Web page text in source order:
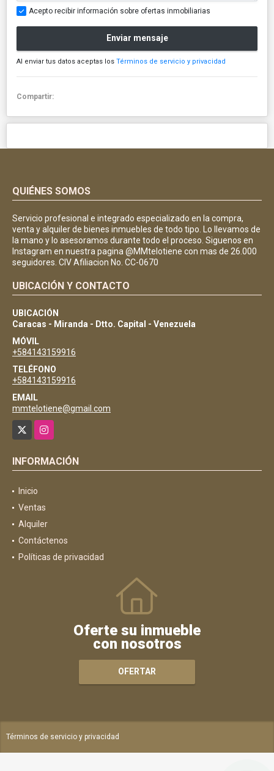
Acepto recibir información sobre ofertas inmobiliarias
Enviar mensaje
Al enviar tus datos aceptas los Términos de servicio y privacidad
Compartir:
QUIÉNES SOMOS
Servicio profesional e integrado especializado en la compra,
venta y alquiler de bienes inmuebles de todo tipo. Lo llevamos de
la mano y lo asesoramos durante todo el proceso. Siguenos en
Instagram en nuestra pagina @MMtelotiene con mas de 26.000
seguidores. CIV Afiliacion No. CC-0670
UBICACIÓN Y CONTACTO
UBICACIÓN
Caracas - Miranda - Dtto. Capital - Venezuela
MÓVIL
+584143159916
TELÉFONO
+584143159916
EMAIL
mmtelotiene@gmail.com
Instagram
INFORMACIÓN
Inicio
Ventas
Alquiler
Contáctenos
Políticas de privacidad
Oferte su inmueble
con nosotros
OFERTAR
Términos de servicio y privacidad